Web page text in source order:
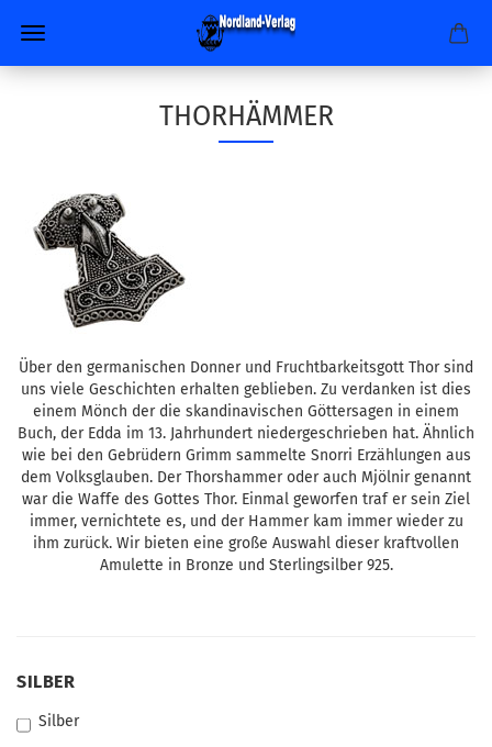
THORHÄMMER
Über den germanischen Donner und Fruchtbarkeitsgott Thor sind
uns viele Geschichten erhalten geblieben. Zu verdanken ist dies
einem Mönch der die skandinavischen Göttersagen in einem
Buch, der Edda im 13. Jahrhundert niedergeschrieben hat. Ähnlich
wie bei den Gebrüdern Grimm sammelte Snorri Erzählungen aus
dem Volksglauben. Der Thorshammer oder auch Mjölnir genannt
war die Waffe des Gottes Thor. Einmal geworfen traf er sein Ziel
immer, vernichtete es, und der Hammer kam immer wieder zu
ihm zurück. Wir bieten eine große Auswahl dieser kraftvollen
Amulette in Bronze und Sterlingsilber 925.
SILBER
SILBER
Silber